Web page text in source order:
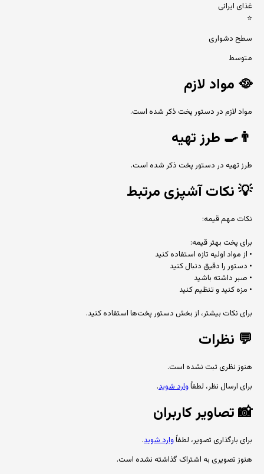
غذای ایرانی
⭐
سطح دشواری
متوسط
🥘 مواد لازم
مواد لازم در دستور پخت ذکر شده است.
👨‍🍳 طرز تهیه
طرز تهیه در دستور پخت ذکر شده است.
💡نکات آشپزی مرتبط
نکات مهم قیمه:
برای پخت بهتر قیمه:
• از مواد اولیه تازه استفاده کنید
• دستور را دقیق دنبال کنید
• صبر داشته باشید
• مزه کنید و تنظیم کنید
برای نکات بیشتر، از بخش دستور پخت‌ها استفاده کنید.
💬 نظرات
هنوز نظری ثبت نشده است.
برای ارسال نظر، لطفاًوارد شوید.
📸تصاویر کاربران
برای بارگذاری تصویر، لطفاًوارد شوید.
هنوز تصویری به اشتراک گذاشته نشده است.